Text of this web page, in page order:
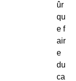
ûr
qu
e f
air
e
du
ca